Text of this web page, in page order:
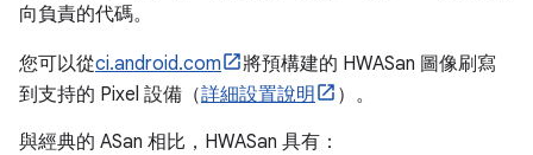
向負責的代碼。
您可以從ci.android.com
將預構建的 HWASan 圖像刷寫
到支持的 Pixel 設備（詳細設置說明
）。
與經典的 ASan 相比，HWASan 具有：